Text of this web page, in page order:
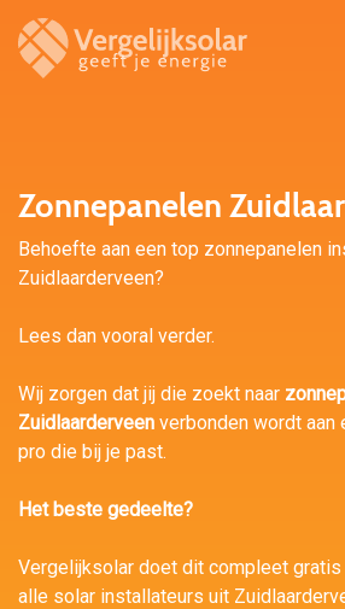
Zonnepanelen
Behoefte aan een top zonnepanelen
Zuidlaarderveen?
Lees dan vooral verder.
Wij zorgen dat jij die zoekt naar
Zuidlaarderveen verbonden wordt aan
pro die bij je past.
Het beste gedeelte?
Vergelijksolar doet dit compleet gratis
alle solar installateurs uit